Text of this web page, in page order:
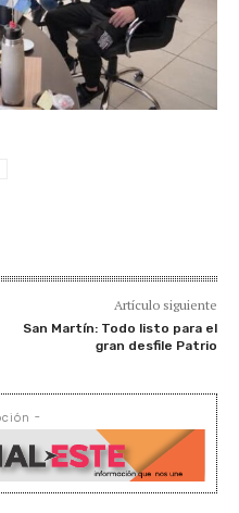
Artículo siguiente
San Martín: Todo listo para el
gran desfile Patrio
-